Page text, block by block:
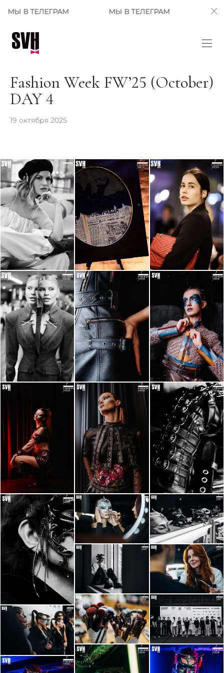
МЫ В ТЕЛЕГРАМ МЫ В ТЕЛЕГРАМ
Fashion Week FW’25 (October)
DAY 4
19 октября 2025